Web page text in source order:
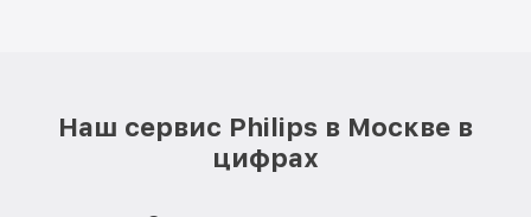
Наш сервис Philips в Москве в
цифрах